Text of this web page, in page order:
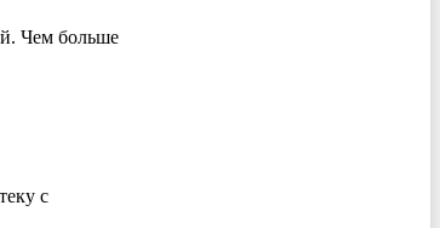
Чем больше
с